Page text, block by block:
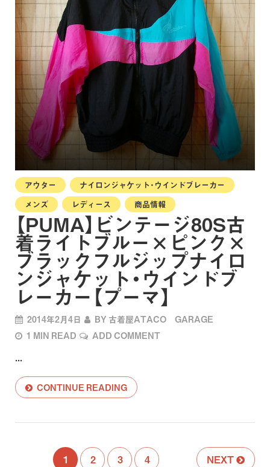
アウター
ナイロンジャケット・ウインドブレーカー
メンズ
レディース 商品情報
【PUMA】ビンテージ80S古
着ライトブルー×ピンク×
ブラックフルジップナイロ
ンジャケット・ウインドブ
レーカー【プーマ】
2014年2月4日 BY 古着屋ATACO GARAGE
1 MIN READ
ADD COMMENT
...
CONTINUE READING
1 2 3 4 NEXT